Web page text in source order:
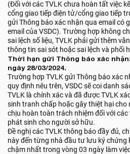
(Đối với các TVLK chưa hoàn tất việc
cổng giao tiếp điện tử/cổng giao tiếp
gửi Thông báo xác nhận qua email có
email của VSDC). Trường hợp không
sai lệch số liệu, TVLK phải gửi thêm
thông tin sai sót hoặc sai lệch và phối
Thời hạn gửi Thông báo xác
ngày 28/03/2024.
Trường hợp TVLK gửi Thông báo xác
quy định nêu trên, VSDC sẽ coi danh
TVLK là chính xác và đã được TVLK
sinh tranh chấp hoặc gây thiệt hại cho
chịu hoàn toàn trách nhiệm đối với
phát sinh cho người sở hữu.
Đề nghị các TVLK thông báo đầy đủ,
này đến từng nhà đầu tư lưu ký chứng
chậm nhất trong vòng 03 ngày làm